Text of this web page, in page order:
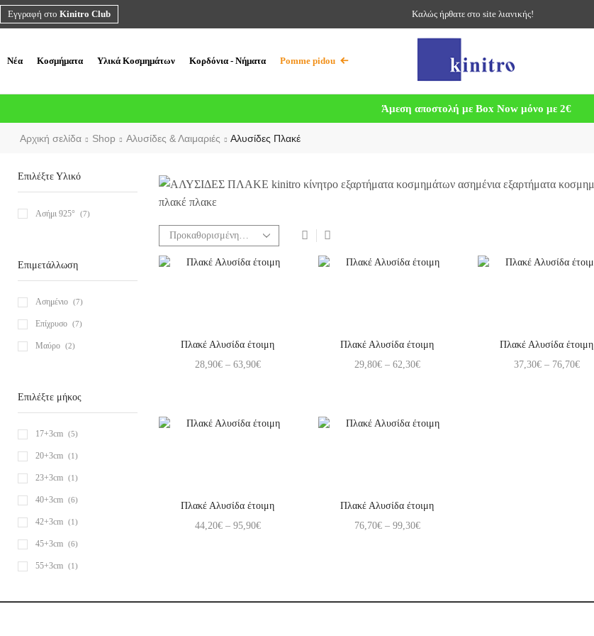
Εγγραφή στο Kinitro Club Καλώς ήρθατε στο site λιανικής!
Νέα Κοσμήματα Υλικά Κοσμημάτων Κορδόνια - Νήματα Pomme pidou
Άμεση αποστολή με Box Now μόνο με 2€
Αρχική σελίδα Shop Αλυσίδες & Λαιμαριές Αλυσίδες Πλακέ
Πλακέ Αλυσίδα έτοιμη
28,90€ – 63,90€
Πλακέ Αλυσίδα έτοιμη
29,80€ – 62,30€
Πλακέ Αλυσίδα έτοιμη
37,30€ – 76,70€
Πλακέ Αλυσίδα έτοιμη
44,20€ – 95,90€
Πλακέ Αλυσίδα έτοιμη
76,70€ – 99,30€
Επιλέξτε Υλικό
Ασήμι 925° (7)
Επιμετάλλωση
Ασημένιο (7)
Επίχρυσο (7)
Μαύρο (2)
Επιλέξτε μήκος
17+3cm (5)
20+3cm (1)
23+3cm (1)
40+3cm (6)
42+3cm (1)
45+3cm (6)
55+3cm (1)